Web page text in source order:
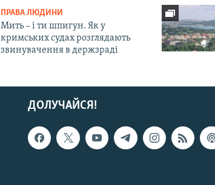
ПРАВА ЛЮДИНИ
Мить – і ти шпигун. Як у
кримських судах розглядають
звинувачення в держзраді
ДОЛУЧАЙСЯ!